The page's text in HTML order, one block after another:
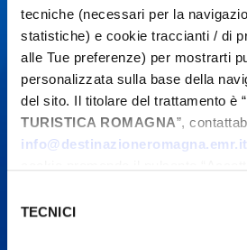
tecniche (necessari per la
statistiche) e cookie traccianti / di
alle Tue preferenze) per mostrarti
personalizzata sulla base della
del sito. Il titolare del trattamento è “
TURISTICA ROMAGNA”,
info@destinazioneromagna.emr.it
gestire le tue preferenze facendo
Qualora acconsenti a tutti i cookie
delTECNICI